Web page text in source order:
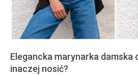
Elegancka marynarka damska
inaczej nosić?